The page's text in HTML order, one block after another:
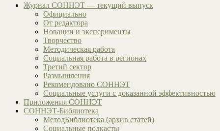
Журнал СОННЭТ — текущий выпуск
Официально
От редактора
Новации и эксперименты
Творчество
Методическая работа
Социальная работа в регионах
Третий сектор
Размышления
Рекомендовано СОННЭТ
Социальные услуги с доказанной эффективностью
Приложения СОННЭТ
СОННЭТ-Библиотека
МетодБиблиотека (архив статей)
Социальные подкасты